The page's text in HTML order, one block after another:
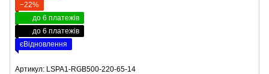
−22%
до 6 платежів
до 6 платежів
єВідновлення
Артикул: LSPA1-RGB500-220-65-14